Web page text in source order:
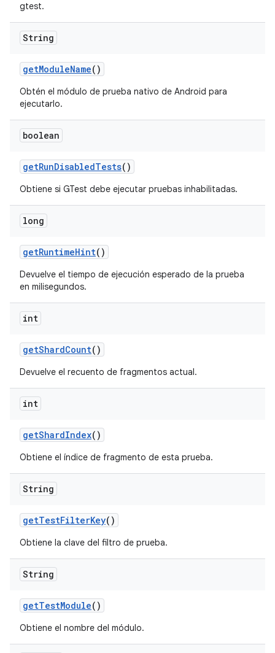
gtest.
String
getModuleName()
Obtén el módulo de prueba nativo de Android para
ejecutarlo.
boolean
getRunDisabledTests()
Obtiene si GTest debe ejecutar pruebas inhabilitadas.
long
getRuntimeHint()
Devuelve el tiempo de ejecución esperado de la prueba
en milisegundos.
int
getShardCount()
Devuelve el recuento de fragmentos actual.
int
getShardIndex()
Obtiene el índice de fragmento de esta prueba.
String
getTestFilterKey()
Obtiene la clave del filtro de prueba.
String
getTestModule()
Obtiene el nombre del módulo.